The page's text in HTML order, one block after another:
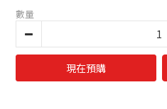
數量
現在預購